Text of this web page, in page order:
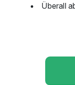
Überall